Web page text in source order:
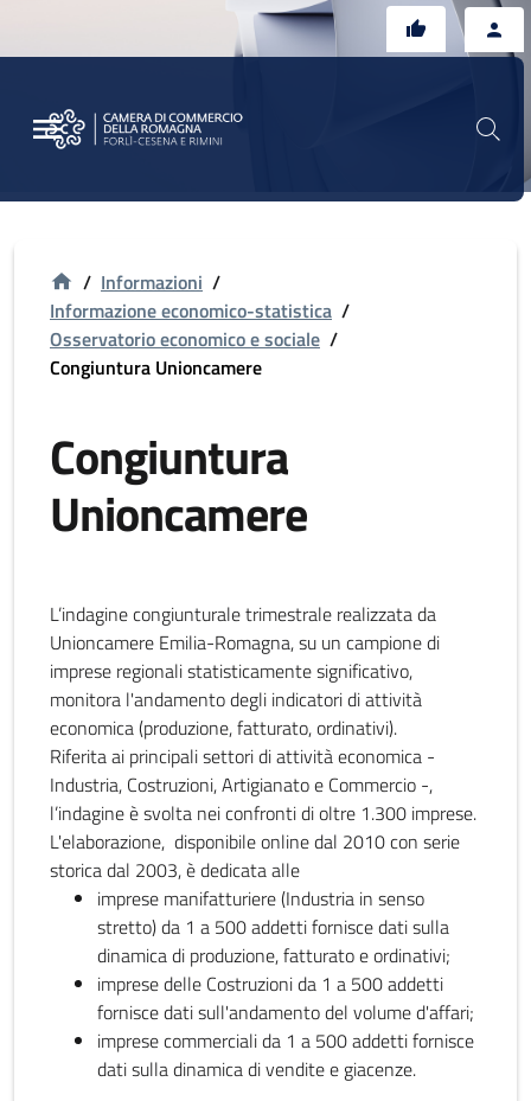
/ Informazioni /
Informazione economico-statistica /
Osservatorio economico e sociale /
Congiuntura Unioncamere
Congiuntura
Unioncamere
L’indagine congiunturale trimestrale realizzata da
Unioncamere Emilia-Romagna, su un campione di
imprese regionali statisticamente significativo,
monitora l'andamento degli indicatori di attività
economica (produzione, fatturato, ordinativi).
Riferita ai principali settori di attività economica -
Industria, Costruzioni, Artigianato e Commercio -,
l’indagine è svolta nei confronti di oltre 1.300 imprese.
L'elaborazione, disponibile online dal 2010 con serie
storica dal 2003, è dedicata alle
imprese manifatturiere (Industria in senso
stretto) da 1 a 500 addetti fornisce dati sulla
dinamica di produzione, fatturato e ordinativi;
imprese delle Costruzioni da 1 a 500 addetti
fornisce dati sull'andamento del volume d'affari;
imprese commerciali da 1 a 500 addetti fornisce
dati sulla dinamica di vendite e giacenze.